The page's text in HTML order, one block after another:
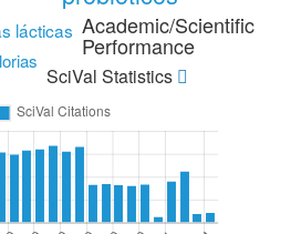
lácticas Academic/Scientific
Performance
SciVal Statistics